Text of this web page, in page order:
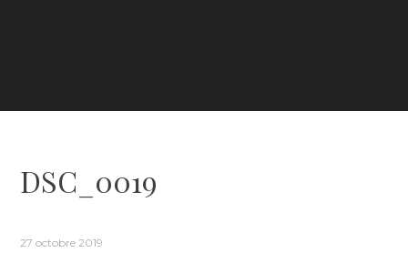
DSC_0019
27 octobre 2019